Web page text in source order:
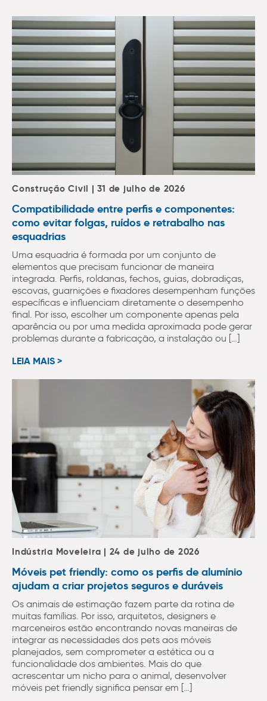
Construção Civil | 31 de julho de 2026
Compatibilidade entre perfis e componentes:
como evitar folgas, ruídos e retrabalho nas
esquadrias
Uma esquadria é formada por um conjunto de
elementos que precisam funcionar de maneira
integrada. Perfis, roldanas, fechos, guias, dobradiças,
escovas, guarnições e fixadores desempenham funções
específicas e influenciam diretamente o desempenho
final. Por isso, escolher um componente apenas pela
aparência ou por uma medida aproximada pode gerar
problemas durante a fabricação, a instalação ou […]
LEIA MAIS >
Indústria Moveleira | 24 de julho de 2026
Móveis pet friendly: como os perfis de alumínio
ajudam a criar projetos seguros e duráveis
Os animais de estimação fazem parte da rotina de
muitas famílias. Por isso, arquitetos, designers e
marceneiros estão encontrando novas maneiras de
integrar as necessidades dos pets aos móveis
planejados, sem comprometer a estética ou a
funcionalidade dos ambientes. Mais do que
acrescentar um nicho para o animal, desenvolver
móveis pet friendly significa pensar em […]